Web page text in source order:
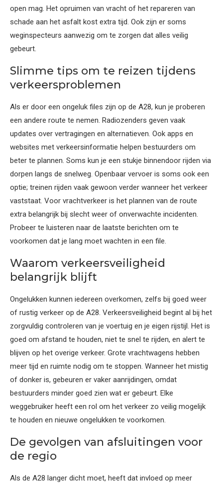
open mag. Het opruimen van vracht of het repareren van
schade aan het asfalt kost extra tijd. Ook zijn er soms
weginspecteurs aanwezig om te zorgen dat alles veilig
gebeurt.
Slimme tips om te reizen tijdens
verkeersproblemen
Als er door een ongeluk files zijn op de A28, kun je proberen
een andere route te nemen. Radiozenders geven vaak
updates over vertragingen en alternatieven. Ook apps en
websites met verkeersinformatie helpen bestuurders om
beter te plannen. Soms kun je een stukje binnendoor rijden via
dorpen langs de snelweg. Openbaar vervoer is soms ook een
optie; treinen rijden vaak gewoon verder wanneer het verkeer
vaststaat. Voor vrachtverkeer is het plannen van de route
extra belangrijk bij slecht weer of onverwachte incidenten.
Probeer te luisteren naar de laatste berichten om te
voorkomen dat je lang moet wachten in een file.
Waarom verkeersveiligheid
belangrijk blijft
Ongelukken kunnen iedereen overkomen, zelfs bij goed weer
of rustig verkeer op de A28. Verkeersveiligheid begint al bij het
zorgvuldig controleren van je voertuig en je eigen rijstijl. Het is
goed om afstand te houden, niet te snel te rijden, en alert te
blijven op het overige verkeer. Grote vrachtwagens hebben
meer tijd en ruimte nodig om te stoppen. Wanneer het mistig
of donker is, gebeuren er vaker aanrijdingen, omdat
bestuurders minder goed zien wat er gebeurt. Elke
weggebruiker heeft een rol om het verkeer zo veilig mogelijk
te houden en nieuwe ongelukken te voorkomen.
De gevolgen van afsluitingen voor
de regio
Als de A28 langer dicht moet, heeft dat invloed op meer